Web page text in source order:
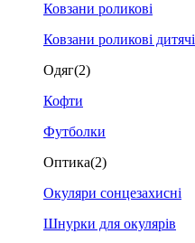
Ковзани роликові
Ковзани роликові дитячі
Одяг(2)
Кофти
Футболки
Оптика(2)
Окуляри сонцезахисні
Шнурки для окулярів